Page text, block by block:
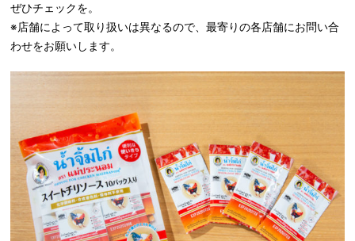
ぜひチェックを。
※店舗によって取り扱いは異なるので、最寄りの各店舗にお問い合
わせをお願いします。